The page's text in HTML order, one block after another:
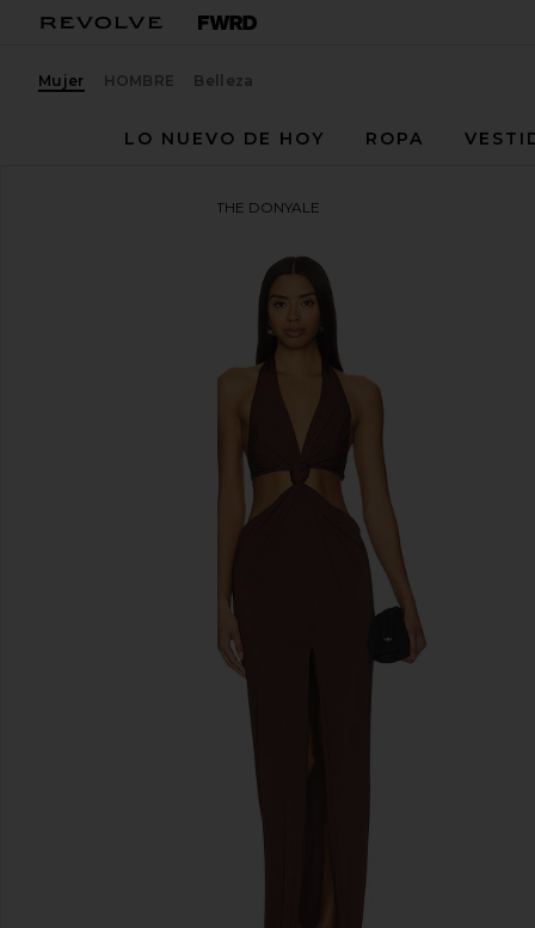
Mujer HOMBRE Belleza
LO NUEVO DE HOY
ROPA
VESTIDO LARGO THE DONYALE
favoritoNBD The Donyale Gown in Brown
diapositivas anteriores